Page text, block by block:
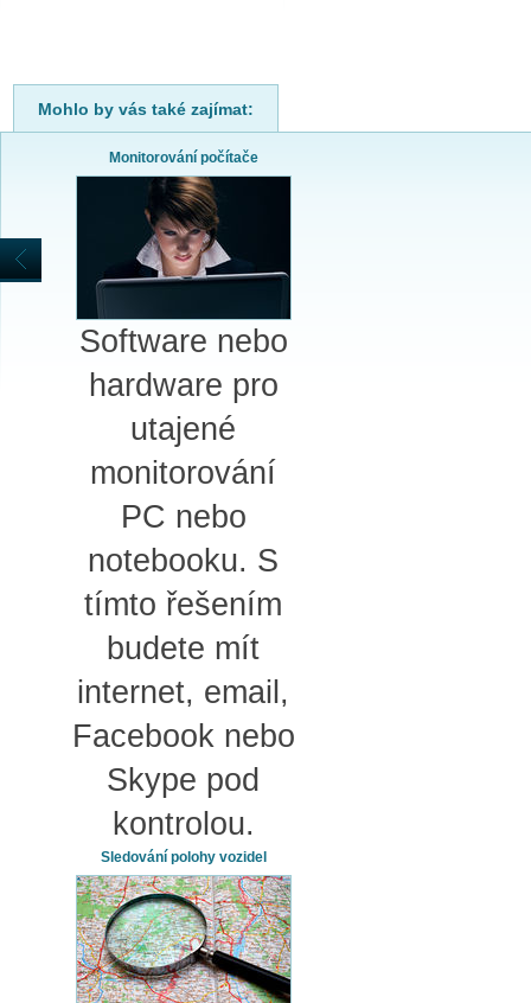
zajišťujeme se společnosti ESSOX
(Komerční banka, a.s.)
Mohlo by vás také zajímat:
Monitorování počítače
Software nebo
hardware pro
utajené
monitorování
PC nebo
notebooku. S
tímto řešením
budete mít
internet, email,
Facebook nebo
Skype pod
kontrolou.
Sledování polohy vozidel